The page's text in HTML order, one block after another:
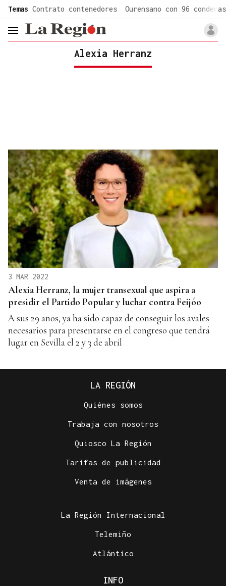
Temas Contrato contenedores Ourensano con 96 condenas
header.menu.open
Alexia Herranz
3 MAR 2022
Alexia Herranz, la mujer transexual que aspira a
presidir el Partido Popular y luchar contra Feijóo
A sus 29 años, ya ha sido capaz de conseguir los avales
necesarios para presentarse en el congreso que tendrá
lugar en Sevilla el 2 y 3 de abril
LA REGIÓN
Quiénes somos
Trabaja con nosotros
Quiosco La Región
Tarifas de publicidad
Venta de imágenes
La Región Internacional
Telemiño
Atlántico
INFO